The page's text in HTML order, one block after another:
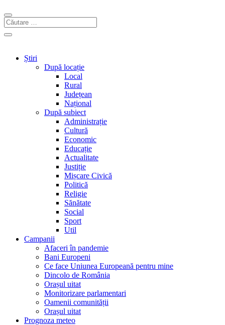
Știri
După locație
Local
Rural
Județean
Național
După subiect
Administrație
Cultură
Economic
Educație
Actualitate
Justiție
Mișcare Civică
Politică
Religie
Sănătate
Social
Sport
Util
Campanii
Afaceri în pandemie
Bani Europeni
Ce face Uniunea Europeană pentru mine
Dincolo de România
Orașul uitat
Monitorizare parlamentari
Oamenii comunității
Orașul uitat
Prognoza meteo